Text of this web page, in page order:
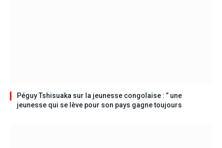
Péguy Tshisuaka sur la jeunesse congolaise : ” une
jeunesse qui se lève pour son pays gagne toujours